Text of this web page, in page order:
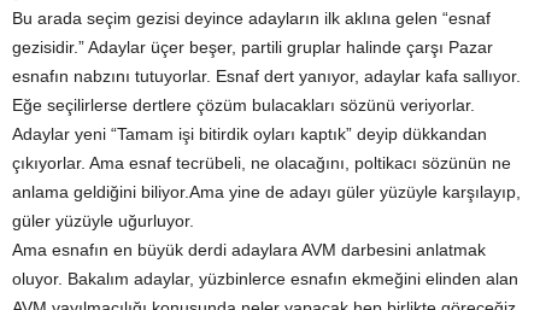
Bu arada seçim gezisi deyince adayların ilk aklına gelen “esnaf
gezisidir.” Adaylar üçer beşer, partili gruplar halinde çarşı Pazar
esnafın nabzını tutuyorlar. Esnaf dert yanıyor, adaylar kafa sallıyor.
Eğe seçilirlerse dertlere çözüm bulacakları sözünü veriyorlar.
Adaylar yeni “Tamam işi bitirdik oyları kaptık” deyip dükkandan
çıkıyorlar. Ama esnaf tecrübeli, ne olacağını, poltikacı sözünün ne
anlama geldiğini biliyor.Ama yine de adayı güler yüzüyle karşılayıp,
güler yüzüyle uğurluyor.
Ama esnafın en büyük derdi adaylara AVM darbesini anlatmak
oluyor. Bakalım adaylar, yüzbinlerce esnafın ekmeğini elinden alan